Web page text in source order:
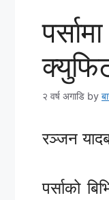
२ वर्ष अगाडि by
रञ्जन
पर्साको